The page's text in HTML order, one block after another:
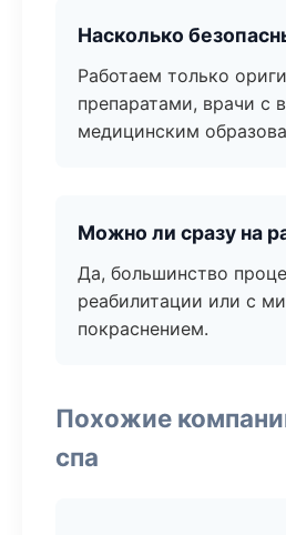
Насколько
Работаем только
препаратами, врачи с
медицинским
Можно ли сразу на
Да, большинство
реабилитации или с
покраснением.
Похожие
спа